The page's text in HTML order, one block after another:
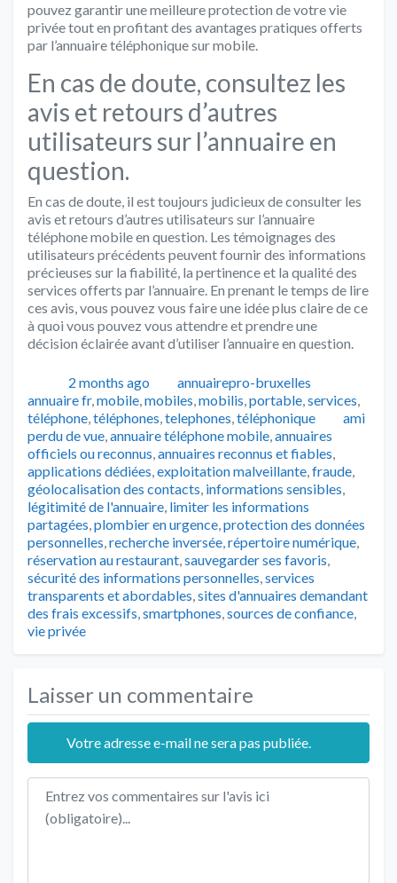
pouvez garantir une meilleure protection de votre vie
privée tout en profitant des avantages pratiques offerts
par l’annuaire téléphonique sur mobile.
En cas de doute, consultez les
avis et retours d’autres
utilisateurs sur l’annuaire en
question.
En cas de doute, il est toujours judicieux de consulter les
avis et retours d’autres utilisateurs sur l’annuaire
téléphone mobile en question. Les témoignages des
utilisateurs précédents peuvent fournir des informations
précieuses sur la fiabilité, la pertinence et la qualité des
services offerts par l’annuaire. En prenant le temps de lire
ces avis, vous pouvez vous faire une idée plus claire de ce
à quoi vous pouvez vous attendre et prendre une
décision éclairée avant d’utiliser l’annuaire en question.
Publié2 months ago Auteur
annuairepro-bruxelles
annuaire fr,mobile,mobiles,mobilis,portable,services,
téléphone,téléphones,telephones,téléphonique Tags
ami
perdu de vue,annuaire téléphone mobile,annuaires
officiels ou reconnus,annuaires reconnus et fiables,
applications dédiées,exploitation malveillante,fraude,
géolocalisation des contacts, informations sensibles,
légitimité de l'annuaire, limiter les informations
partagées,plombier en urgence,protection des données
personnelles,recherche inversée,répertoire numérique,
réservation au restaurant,sauvegarder ses favoris,
sécurité des informations personnelles,services
transparents et abordables,sites d'annuaires demandant
des frais excessifs,smartphones,sources de confiance,
vie privée
Laisser un commentaire
Votre adresse e-mail ne sera pas publiée.
Texte de l'avis